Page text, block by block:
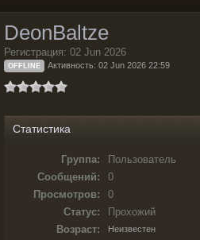
DeonBaltze
Регистрация: 02 Jun 2026
OFFLINE Активность: 02 Jun 2026 22:59
Статистика
Группа:
Пользователь
Сообщений:
0
Просмотров:
0
Статус:
Прохожий
Возраст:
Неизвестен